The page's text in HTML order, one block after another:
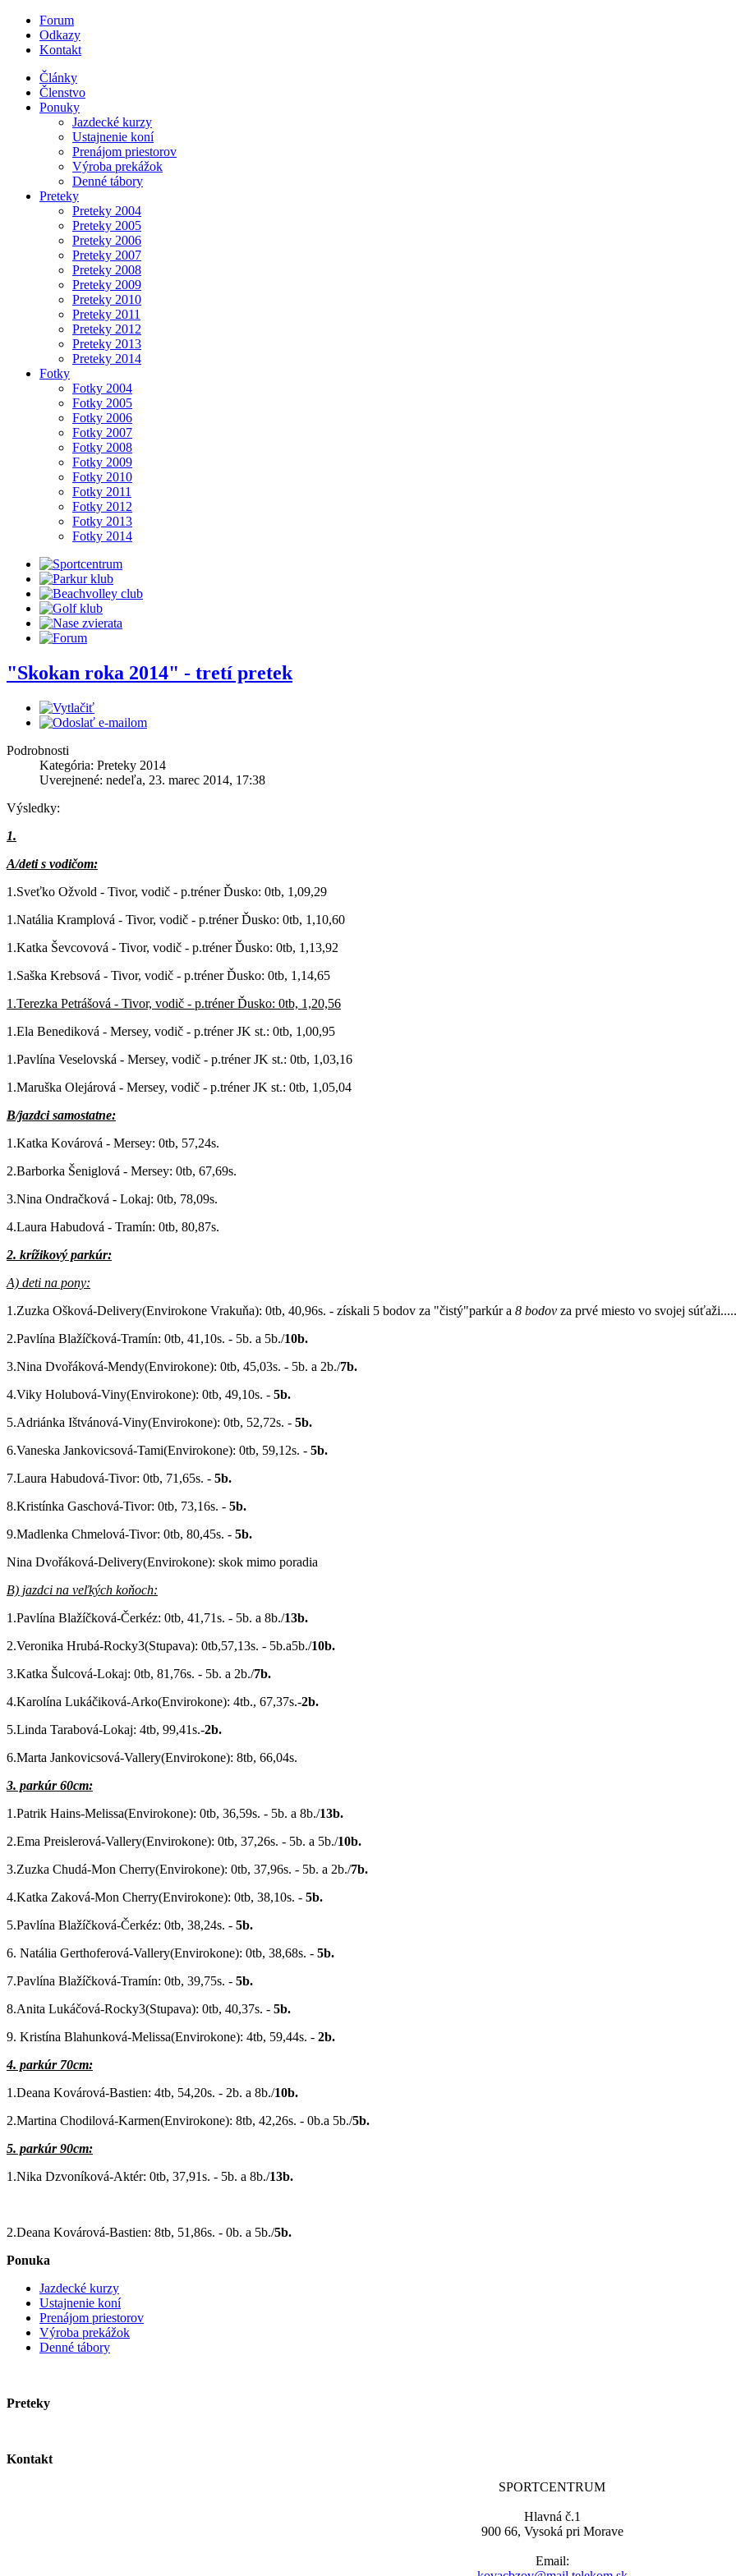
Forum
Odkazy
Kontakt
Články
Členstvo
Ponuky
Jazdecké kurzy
Ustajnenie koní
Prenájom priestorov
Výroba prekážok
Denné tábory
Preteky
Preteky 2004
Preteky 2005
Preteky 2006
Preteky 2007
Preteky 2008
Preteky 2009
Preteky 2010
Preteky 2011
Preteky 2012
Preteky 2013
Preteky 2014
Fotky
Fotky 2004
Fotky 2005
Fotky 2006
Fotky 2007
Fotky 2008
Fotky 2009
Fotky 2010
Fotky 2011
Fotky 2012
Fotky 2013
Fotky 2014
"Skokan roka 2014" - tretí pretek
Podrobnosti
Kategória: Preteky 2014
Uverejnené: nedeľa, 23. marec 2014, 17:38
Výsledky:
1.
A/deti s vodičom:
1.Sveťko Ožvold - Tivor, vodič - p.tréner Ďusko: 0tb, 1,09,29
1.Natália Kramplová - Tivor, vodič - p.tréner Ďusko: 0tb, 1,10,60
1.Katka Ševcovová - Tivor, vodič - p.tréner Ďusko: 0tb, 1,13,92
1.Saška Krebsová - Tivor, vodič - p.tréner Ďusko: 0tb, 1,14,65
1.Terezka Petrášová - Tivor, vodič - p.tréner Ďusko: 0tb, 1,20,56
1.Ela Benediková - Mersey, vodič - p.tréner JK st.: 0tb, 1,00,95
1.Pavlína Veselovská - Mersey, vodič - p.tréner JK st.: 0tb, 1,03,16
1.Maruška Olejárová - Mersey, vodič - p.tréner JK st.: 0tb, 1,05,04
B/jazdci samostatne:
1.Katka Kovárová - Mersey: 0tb, 57,24s.
2.Barborka Šeniglová - Mersey: 0tb, 67,69s.
3.Nina Ondračková - Lokaj: 0tb, 78,09s.
4.Laura Habudová - Tramín: 0tb, 80,87s.
2. krížikový parkúr:
A) deti na pony:
1.Zuzka Ošková-Delivery(Envirokone Vrakuňa): 0tb, 40,96s. - získali 5 bodov za "čistý"parkúr a 8 bodov za prvé miesto vo svojej
2.Pavlína Blažíčková-Tramín: 0tb, 41,10s. - 5b. a 5b./10b.
3.Nina Dvořáková-Mendy(Envirokone): 0tb, 45,03s. - 5b. a 2b./7b.
4.Viky Holubová-Viny(Envirokone): 0tb, 49,10s. - 5b.
5.Adriánka Ištvánová-Viny(Envirokone): 0tb, 52,72s. - 5b.
6.Vaneska Jankovicsová-Tami(Envirokone): 0tb, 59,12s. - 5b.
7.Laura Habudová-Tivor: 0tb, 71,65s. - 5b.
8.Kristínka Gaschová-Tivor: 0tb, 73,16s. - 5b.
9.Madlenka Chmelová-Tivor: 0tb, 80,45s. - 5b.
Nina Dvořáková-Delivery(Envirokone): skok mimo poradia
B) jazdci na veľkých koňoch:
1.Pavlína Blažíčková-Čerkéz: 0tb, 41,71s. - 5b. a 8b./13b.
2.Veronika Hrubá-Rocky3(Stupava): 0tb,57,13s. - 5b.a5b./10b.
3.Katka Šulcová-Lokaj: 0tb, 81,76s. - 5b. a 2b./7b.
4.Karolína Lukáčiková-Arko(Envirokone): 4tb., 67,37s.-2b.
5.Linda Tarabová-Lokaj: 4tb, 99,41s.-2b.
6.Marta Jankovicsová-Vallery(Envirokone): 8tb, 66,04s.
3. parkúr 60cm:
1.Patrik Hains-Melissa(Envirokone): 0tb, 36,59s. - 5b. a 8b./13b.
2.Ema Preislerová-Vallery(Envirokone): 0tb, 37,26s. - 5b. a 5b./10b.
3.Zuzka Chudá-Mon Cherry(Envirokone): 0tb, 37,96s. - 5b. a 2b./7b.
4.Katka Zaková-Mon Cherry(Envirokone): 0tb, 38,10s. - 5b.
5.Pavlína Blažíčková-Čerkéz: 0tb, 38,24s. - 5b.
6. Natália Gerthoferová-Vallery(Envirokone): 0tb, 38,68s. - 5b.
7.Pavlína Blažíčková-Tramín: 0tb, 39,75s. - 5b.
8.Anita Lukáčová-Rocky3(Stupava): 0tb, 40,37s. - 5b.
9. Kristína Blahunková-Melissa(Envirokone): 4tb, 59,44s. - 2b.
4. parkúr 70cm:
1.Deana Kovárová-Bastien: 4tb, 54,20s. - 2b. a 8b./10b.
2.Martina Chodilová-Karmen(Envirokone): 8tb, 42,26s. - 0b.a 5b./5b.
5. parkúr 90cm:
1.Nika Dzvoníková-Aktér: 0tb, 37,91s. - 5b. a 8b./13b.
2.Deana Kovárová-Bastien: 8tb, 51,86s. - 0b. a 5b./5b.
Ponuka
Jazdecké kurzy
Ustajnenie koní
Prenájom priestorov
Výroba prekážok
Denné tábory
Preteky
Kontakt
SPORTCENTRUM
Hlavná č.1
900 66, Vysoká pri Morave
Email: